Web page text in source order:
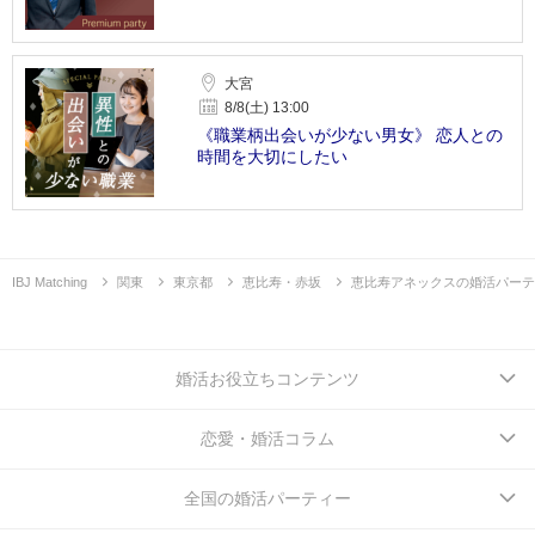
大宮
8/8(土) 13:00
《職業柄出会いが少ない男女》 恋人との
時間を大切にしたい
IBJ Matching 関東 東京都 恵比寿・赤坂 恵比寿アネックスの婚活パー
婚活お役立ちコンテンツ
恋愛・婚活コラム
全国の婚活パーティー